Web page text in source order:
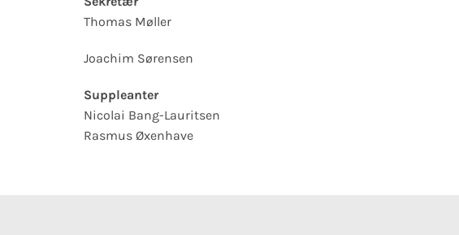
Thomas Møller
Joachim Sørensen
Suppleanter
Nicolai Bang-Lauritsen
Rasmus Øxenhave